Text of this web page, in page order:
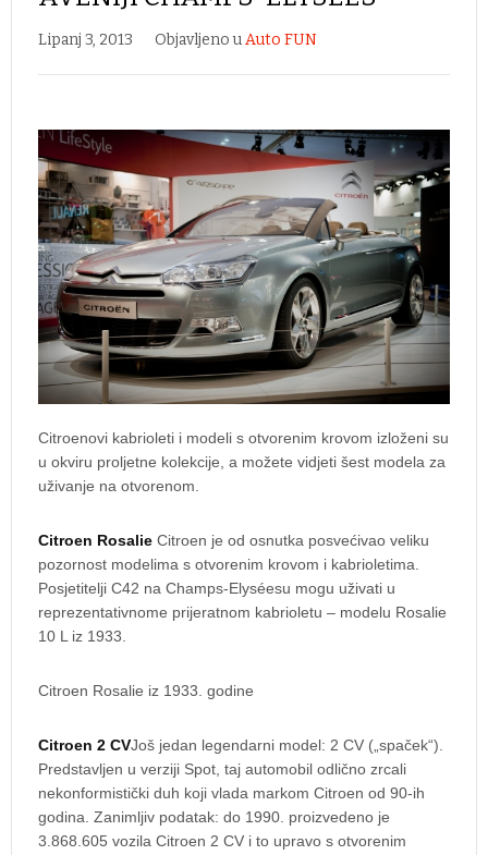
Lipanj 3, 2013 Objavljeno uAuto FUN
Citroenovi kabrioleti i modeli s otvorenim krovom izloženi su
u okviru proljetne kolekcije, a možete vidjeti šest modela za
uživanje na otvorenom.
Citroen Rosalie Citroen je od osnutka posvećivao veliku
pozornost modelima s otvorenim krovom i kabrioletima.
Posjetitelji C42 na Champs-Elyséesu mogu uživati u
reprezentativnome prijeratnom kabrioletu – modelu Rosalie
10 L iz 1933.
Citroen Rosalie iz 1933. godine
Citroen 2 CVJoš jedan legendarni model: 2 CV („spaček“).
Predstavljen u verziji Spot, taj automobil odlično zrcali
nekonformistički duh koji vlada markom Citroen od 90-ih
godina. Zanimljiv podatak: do 1990. proizvedeno je
3.868.605 vozila Citroen 2 CV i to upravo s otvorenim